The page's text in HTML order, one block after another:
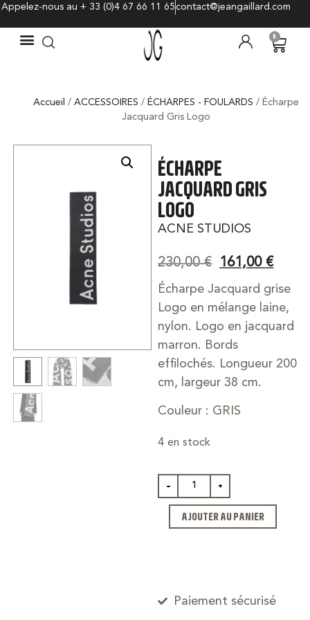
Appelez-nous au + 33 (0)4 67 66 11 65contact@jeangaillard.com
0
Accueil / ACCESSOIRES / ÉCHARPES - FOULARDS / Écharpe
Jacquard Gris Logo
ÉCHARPE
JACQUARD GRIS
LOGO
ACNE STUDIOS
230,00€ 161,00€
Écharpe Jacquard grise
Logo en mélange laine,
nylon. Logo en jacquard
marron. Bords
effilochés. Longueur 200
cm, largeur 38 cm.
Couleur : GRIS
4 en stock
- +
AJOUTER AU PANIER
Paiement sécurisé